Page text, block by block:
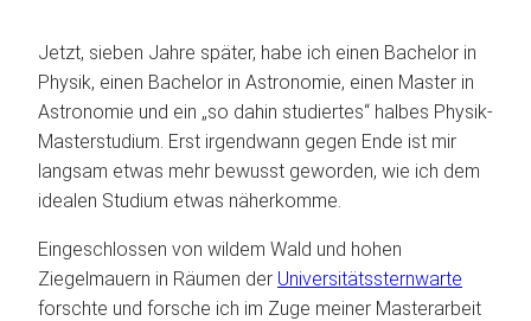
Jetzt, sieben Jahre später, habe ich einen Bachelor in
Physik, einen Bachelor in Astronomie, einen Master in
Astronomie und ein „so dahin studiertes“ halbes Physik-
Masterstudium. Erst irgendwann gegen Ende ist mir
langsam etwas mehr bewusst geworden, wie ich dem
idealen Studium etwas näherkomme.
Eingeschlossen von wildem Wald und hohen
Ziegelmauern in Räumen der Universitätssternwarte
forschte und forsche ich im Zuge meiner Masterarbeit